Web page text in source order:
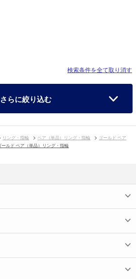
検索条件を全て取り消す
さらに絞り込む
リング・指輪 ペア（単品）リング・指輪
ゴールド ペア
ールド ペア（単品）リング・指輪